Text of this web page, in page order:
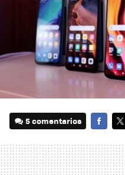
5 comentarios